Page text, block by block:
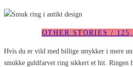
OTHER STORIES /
Hvis du er vild med billige smykker i mere
smukke guldfarvet ring sikkert et hit. Ringen